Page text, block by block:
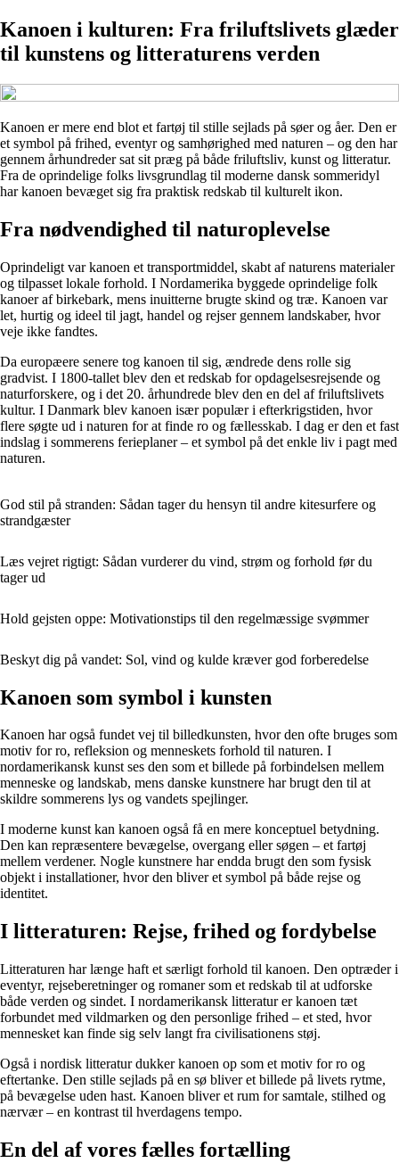
Kanoen i kulturen: Fra friluftslivets glæder
til kunstens og litteraturens verden
Kanoen er mere end blot et fartøj til stille sejlads på søer og åer. Den er
et symbol på frihed, eventyr og samhørighed med naturen – og den har
gennem århundreder sat sit præg på både friluftsliv, kunst og litteratur.
Fra de oprindelige folks livsgrundlag til moderne dansk sommeridyl
har kanoen bevæget sig fra praktisk redskab til kulturelt ikon.
Fra nødvendighed til naturoplevelse
Oprindeligt var kanoen et transportmiddel, skabt af naturens materialer
og tilpasset lokale forhold. I Nordamerika byggede oprindelige folk
kanoer af birkebark, mens inuitterne brugte skind og træ. Kanoen var
let, hurtig og ideel til jagt, handel og rejser gennem landskaber, hvor
veje ikke fandtes.
Da europæere senere tog kanoen til sig, ændrede dens rolle sig
gradvist. I 1800-tallet blev den et redskab for opdagelsesrejsende og
naturforskere, og i det 20. århundrede blev den en del af friluftslivets
kultur. I Danmark blev kanoen især populær i efterkrigstiden, hvor
flere søgte ud i naturen for at finde ro og fællesskab. I dag er den et fast
indslag i sommerens ferieplaner – et symbol på det enkle liv i pagt med
naturen.
God stil på stranden: Sådan tager du hensyn til andre kitesurfere og
strandgæster
Læs vejret rigtigt: Sådan vurderer du vind, strøm og forhold før du
tager ud
Hold gejsten oppe: Motivationstips til den regelmæssige svømmer
Beskyt dig på vandet: Sol, vind og kulde kræver god forberedelse
Kanoen som symbol i kunsten
Kanoen har også fundet vej til billedkunsten, hvor den ofte bruges som
motiv for ro, refleksion og menneskets forhold til naturen. I
nordamerikansk kunst ses den som et billede på forbindelsen mellem
menneske og landskab, mens danske kunstnere har brugt den til at
skildre sommerens lys og vandets spejlinger.
I moderne kunst kan kanoen også få en mere konceptuel betydning.
Den kan repræsentere bevægelse, overgang eller søgen – et fartøj
mellem verdener. Nogle kunstnere har endda brugt den som fysisk
objekt i installationer, hvor den bliver et symbol på både rejse og
identitet.
I litteraturen: Rejse, frihed og fordybelse
Litteraturen har længe haft et særligt forhold til kanoen. Den optræder i
eventyr, rejseberetninger og romaner som et redskab til at udforske
både verden og sindet. I nordamerikansk litteratur er kanoen tæt
forbundet med vildmarken og den personlige frihed – et sted, hvor
mennesket kan finde sig selv langt fra civilisationens støj.
Også i nordisk litteratur dukker kanoen op som et motiv for ro og
eftertanke. Den stille sejlads på en sø bliver et billede på livets rytme,
på bevægelse uden hast. Kanoen bliver et rum for samtale, stilhed og
nærvær – en kontrast til hverdagens tempo.
En del af vores fælles fortælling